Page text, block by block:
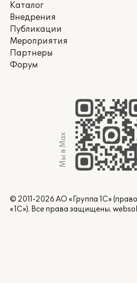
Каталог
Внедрения
Публикации
Мероприятия
Партнеры
Форум
Мы в Max
© 2011-2026 АО «Группа 1С»
«1С»). Все права защищены.